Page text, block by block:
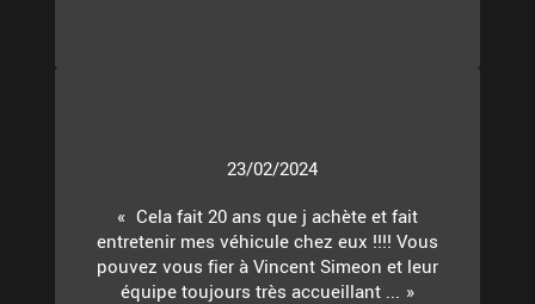
23/02/2024
Cela fait 20 ans que j achète et fait
entretenir mes véhicule chez eux !!!! Vous
pouvez vous fier à Vincent Simeon et leur
équipe toujours très accueillant ...